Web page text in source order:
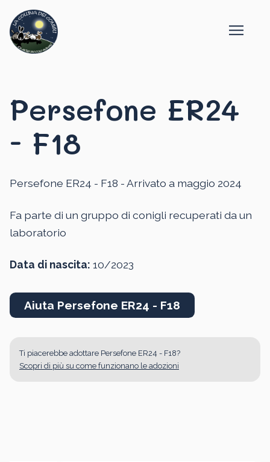
Persefone ER24
- F18
Persefone ER24 - F18 - Arrivato a maggio 2024
Fa parte di un gruppo di conigli recuperati da un
laboratorio
Data di nascita: 10/2023
Aiuta Persefone ER24 - F18
Ti piacerebbe adottare Persefone ER24 - F18?
Scopri di più su come funzionano le adozioni